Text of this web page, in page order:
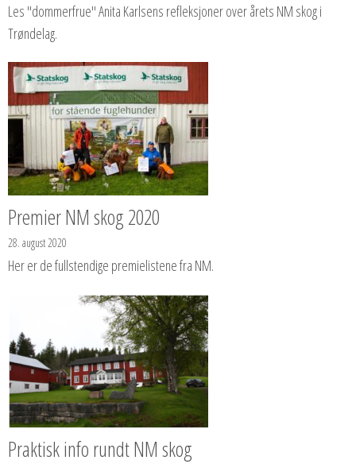
Les "dommerfrue" Anita Karlsens refleksjoner over årets NM skog i
Trøndelag.
Premier NM skog 2020
28. august 2020
Her er de fullstendige premielistene fra NM.
Praktisk info rundt NM skog